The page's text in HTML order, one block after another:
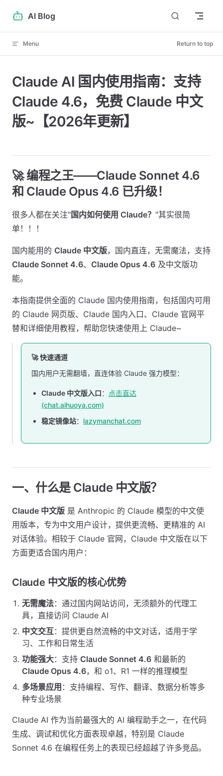
Skip to content
AI Blog
Menu Return to top
Claude AI 国内使用指南：支持
Claude 4.6，免费 Claude 中文
版~【2026年更新】
🚀 编程之王——Claude Sonnet 4.6
和 Claude Opus 4.6 已升级！
很多人都在关注"国内如何使用 Claude？ "其实很简
单！！！
国内能用的 Claude 中文版，国内直连，无需魔法，支持
Claude Sonnet 4.6、 Claude Opus 4.6 及中文版功
能。
本指南提供全面的 Claude 国内使用指南，包括国内可用
的 Claude 网页版、Claude 国内入口、Claude 官网平
替和详细使用教程，帮助您快速使用上 Claude~
🚀 快速通道
国内用户无需翻墙，直连体验 Claude 强力模型：
Claude 中文版入口：
点击直达
(chat.aihuoya.com)
稳定镜像站： lazymanchat.com
一、什么是 Claude 中文版？
Claude 中文版 是 Anthropic 的 Claude 模型的中文使
用版本，专为中文用户设计，提供更流畅、更精准的 AI
对话体验。相较于 Claude 官网，Claude 中文版在以下
方面更适合国内用户：
Claude 中文版的核心优势
无需魔法：通过国内网站访问，无须额外的代理工
具，直接访问 Claude AI
中文交互：提供更自然流畅的中文对话，适用于学
习、工作和日常生活
功能强大：支持 Claude Sonnet 4.6 和最新的
Claude Opus 4.6，和 o1、R1 一样的推理模型
多场景应用 ：支持编程、写作、翻译、数据分析等多
种专业场景
Claude AI 作为当前最强大的 AI 编程助手之一，在代码
生成、调试和优化方面表现卓越，特别是 Claude
Sonnet 4.6 在编程任务上的表现已经超越了许多竞品。